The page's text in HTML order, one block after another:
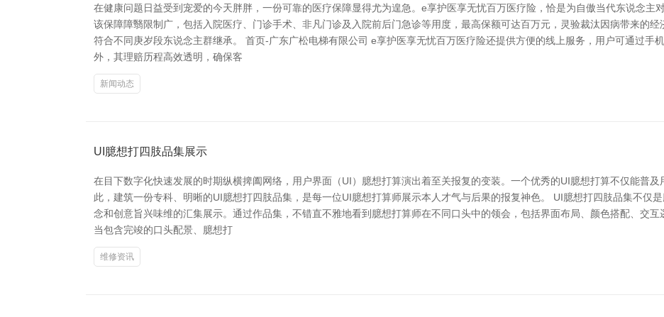
在健康问题日益受到宠爱的今天胖胖，一份可靠的医疗保障显得尤为遑急。e享护医享无忧百万医疗险，恰是为自傲当代东说念主
该保障障翳限制广，包括入院医疗、门诊手术、非凡门诊及入院前后门急诊等用度，最高保额可达百万元，灵验裁汰因病带来的经
符合不同庚岁段东说念主群继承。 首页-广东广松电梯有限公司 e享护医享无忧百万医疗险还提供方便的线上服务，用户可通过手
外，其理赔历程高效透明，确保客
新闻动态
UI臆想打四肢品集展示
在目下数字化快速发展的时期纵横捭阖网络，用户界面（UI）臆想打算演出着至关报复的变装。一个优秀的UI臆想打算不仅能普
此，建筑一份专科、明晰的UI臆想打四肢品集，是每一位UI臆想打算师展示本人才气与后果的报复神色。 UI臆想打四肢品集不仅
念和创意旨兴味维的汇集展示。通过作品集，不错直不雅地看到臆想打算师在不同口头中的领会，包括界面布局、颜色搭配、交
当包含完竣的口头配景、臆想打
维修资讯